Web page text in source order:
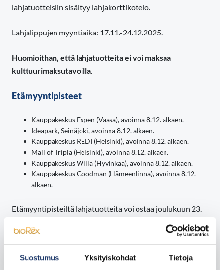
Suostumus Yksityiskohdat Tietoja
lahjatuotteisiin sisältyy lahjakorttikotelo.
Lahjalippujen myyntiaika: 17.11.-24.12.2025.
Huomioithan, että lahjatuotteita ei voi maksaa
kulttuurimaksutavoilla.
Etämyyntipisteet
Kauppakeskus Espen (Vaasa), avoinna 8.12. alkaen.
Ideapark, Seinäjoki, avoinna 8.12. alkaen.
Kauppakeskus REDI (Helsinki), avoinna 8.12. alkaen.
Mall of Tripla (Helsinki), avoinna 8.12. alkaen.
Kauppakeskus Willa (Hyvinkää), avoinna 8.12. alkaen.
Kauppakeskus Goodman (Hämeenlinna), avoinna 8.12.
alkaen.
Etämyyntipisteiltä lahjatuotteita voi ostaa joulukuun 23.